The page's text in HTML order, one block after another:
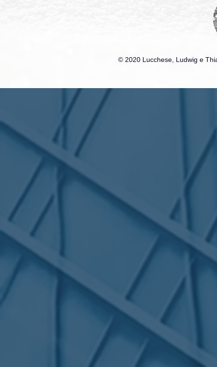
© 2020 Lucchese, Ludwig e